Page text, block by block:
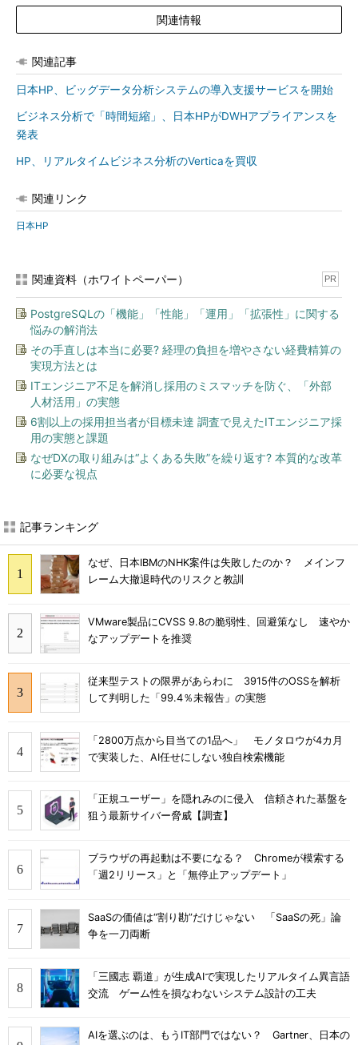
関連情報
関連記事
日本HP、ビッグデータ分析システムの導入支援サービスを開始
ビジネス分析で「時間短縮」、日本HPがDWHアプライアンスを
発表
HP、リアルタイムビジネス分析のVerticaを買収
関連リンク
日本HP
関連資料（ホワイトペーパー） PR
PostgreSQLの「機能」「性能」「運用」「拡張性」に関する
悩みの解消法
その手直しは本当に必要? 経理の負担を増やさない経費精算の
実現方法とは
ITエンジニア不足を解消し採用のミスマッチを防ぐ、「外部
人材活用」の実態
6割以上の採用担当者が目標未達 調査で見えたITエンジニア採
用の実態と課題
なぜDXの取り組みは“よくある失敗”を繰り返す? 本質的な改革
に必要な視点
記事ランキング
なぜ、日本IBMのNHK案件は失敗したのか？ メインフ
レーム大撤退時代のリスクと教訓
VMware製品にCVSS 9.8の脆弱性、回避策なし 速やか
なアップデートを推奨
従来型テストの限界があらわに 3915件のOSSを解析
して判明した「99.4％未報告」の実態
「2800万点から目当ての1品へ」 モノタロウが4カ月
で実装した、AI任せにしない独自検索機能
「正規ユーザー」を隠れみのに侵入 信頼された基盤を
狙う最新サイバー脅威【調査】
ブラウザの再起動は不要になる？ Chromeが模索する
「週2リリース」と「無停止アップデート」
SaaSの価値は“割り勘”だけじゃない 「SaaSの死」論
争を一刀両断
「三國志 覇道」が生成AIで実現したリアルタイム異言語
交流 ゲーム性を損なわないシステム設計の工夫
AIを選ぶのは、もうIT部門ではない？ Gartner、日本の